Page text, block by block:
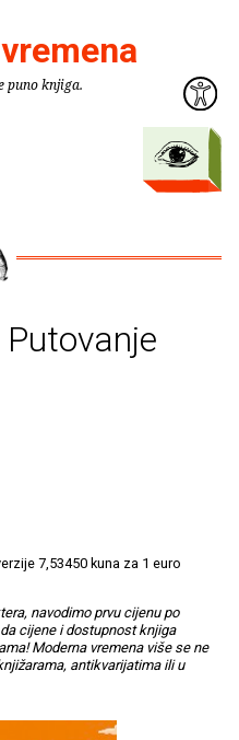
puno knjiga.
7,53450 kuna za 1 euro
navodimo prvu cijenu po
cijene i dostupnost knjiga
Moderna vremena više se ne
antikvarijatima ili u